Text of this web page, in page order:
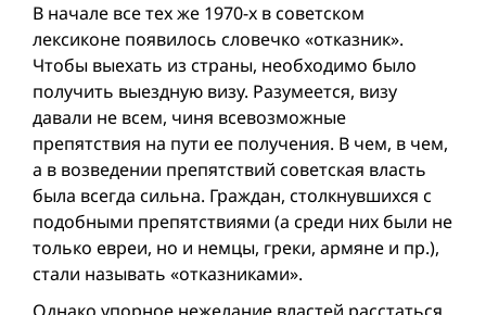
В начале все тех же 1970-х в советском
лексиконе появилось словечко «отказник».
Чтобы выехать из страны, необходимо было
получить выездную визу. Разумеется, визу
давали не всем, чиня всевозможные
препятствия на пути ее получения. В чем, в чем,
а в возведении препятствий советская власть
была всегда сильна. Граждан, столкнувшихся с
подобными препятствиями (а среди них были не
только евреи, но и немцы, греки, армяне и пр.),
стали называть «отказниками».